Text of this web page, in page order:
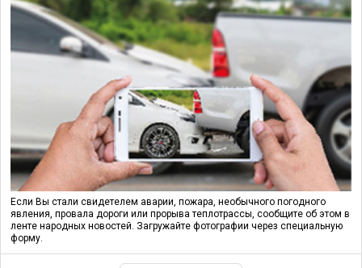
Если Вы стали свидетелем аварии, пожара, необычного погодного
явления, провала дороги или прорыва теплотрассы, сообщите об этом в
ленте народных новостей. Загружайте фотографии через специальную
форму.